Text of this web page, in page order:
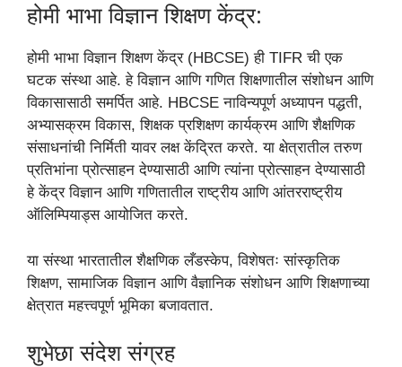
होमी भाभा विज्ञान शिक्षण केंद्र:
होमी भाभा विज्ञान शिक्षण केंद्र (HBCSE) ही TIFR ची एक
घटक संस्था आहे. हे विज्ञान आणि गणित शिक्षणातील संशोधन आणि
विकासासाठी समर्पित आहे. HBCSE नाविन्यपूर्ण अध्यापन पद्धती,
अभ्यासक्रम विकास, शिक्षक प्रशिक्षण कार्यक्रम आणि शैक्षणिक
संसाधनांची निर्मिती यावर लक्ष केंद्रित करते. या क्षेत्रातील तरुण
प्रतिभांना प्रोत्साहन देण्यासाठी आणि त्यांना प्रोत्साहन देण्यासाठी
हे केंद्र विज्ञान आणि गणितातील राष्ट्रीय आणि आंतरराष्ट्रीय
ऑलिम्पियाड्स आयोजित करते.
या संस्था भारतातील शैक्षणिक लँडस्केप, विशेषतः सांस्कृतिक
शिक्षण, सामाजिक विज्ञान आणि वैज्ञानिक संशोधन आणि शिक्षणाच्या
क्षेत्रात महत्त्वपूर्ण भूमिका बजावतात.
शुभेछा संदेश संग्रह